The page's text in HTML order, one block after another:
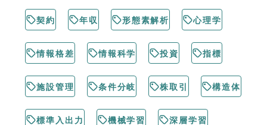
契約 年収 形態素解析 心理学
情報格差 情報科学 投資 指標
施設管理 条件分岐 株取引 構造体
標準入出力 機械学習 深層学習